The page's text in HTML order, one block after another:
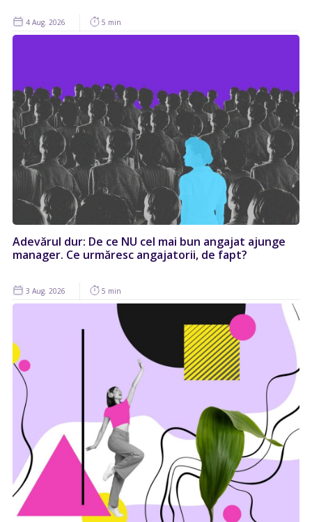
4 Aug. 2026 5 min
Adevărul dur: De ce NU cel mai bun angajat ajunge
manager. Ce urmăresc angajatorii, de fapt?
3 Aug. 2026 5 min